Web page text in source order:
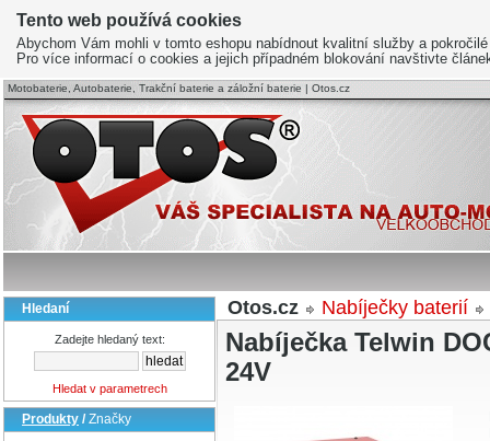
Motobaterie, Autobaterie, Trakční baterie a záložní baterie | Otos.cz
Hledaní
Zadejte hledaný text:
Hledat v parametrech
Produkty /Značky
Otos.cz Nabíječky baterií
Nabíječka Telwin
24V
Tento web používá cookies
Abychom Vám mohli v tomto eshopu nabídnout kvalitní služby a
Pro více informací o cookies a jejich případném blokování navštivte